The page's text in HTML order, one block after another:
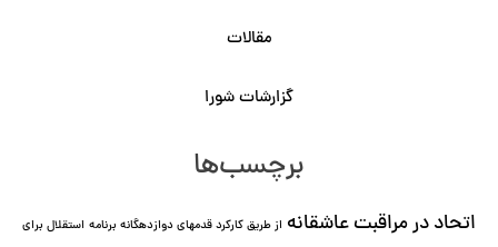
مقالات
گزارشات شورا
برچسب‌ها
اتحاد در مراقبت عاشقانه از طریق کارکرد قدمهای دوازده⁯گانه برنامه استقلال برای